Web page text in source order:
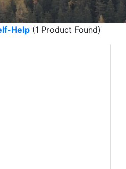
Help(1 Product Found)